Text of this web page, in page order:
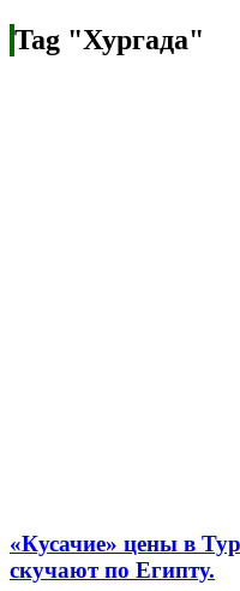
Tag "Хургада"
«Кусачие» цены в
скучают по Египту.